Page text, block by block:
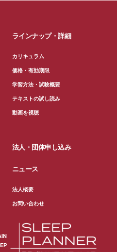
ラインナップ・詳細
カリキュラム
価格・有効期限
学習方法・試験概要
テキストの試し読み
動画を視聴
法人・団体申し込み
ニュース
法人概要
お問い合わせ